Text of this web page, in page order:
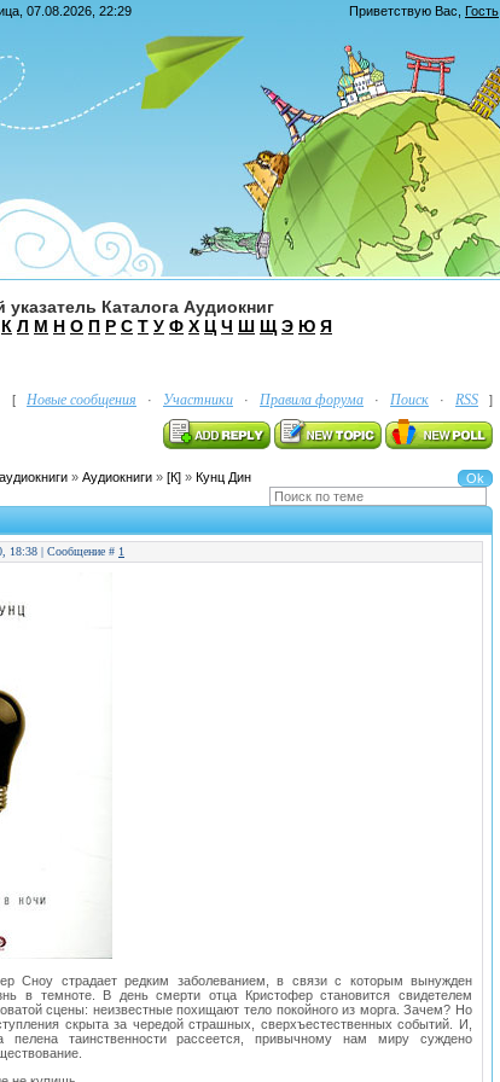
07.08.2026, 22:29 Приветствую Вас Гость
Каталога Аудиокниг
К Л М Н О П Р С Т У Ф Х Ц Ч Ш Щ Э Ю Я
[ Новые сообщения · Участники · Правила форума · Поиск · RSS ]
» Аудиокниги » [К] » Кунц Дин
18:38 | Сообщение # 1
Сноу страдает редким заболеванием, в связи с которым вынужден
в темноте. В день смерти отца Кристофер становится свидетелем
сцены: неизвестные похищают тело покойного из морга. Зачем? Но
скрыта за чередой страшных, сверхъестественных событий. И,
пелена таинственности рассеется, привычному нам миру суждено